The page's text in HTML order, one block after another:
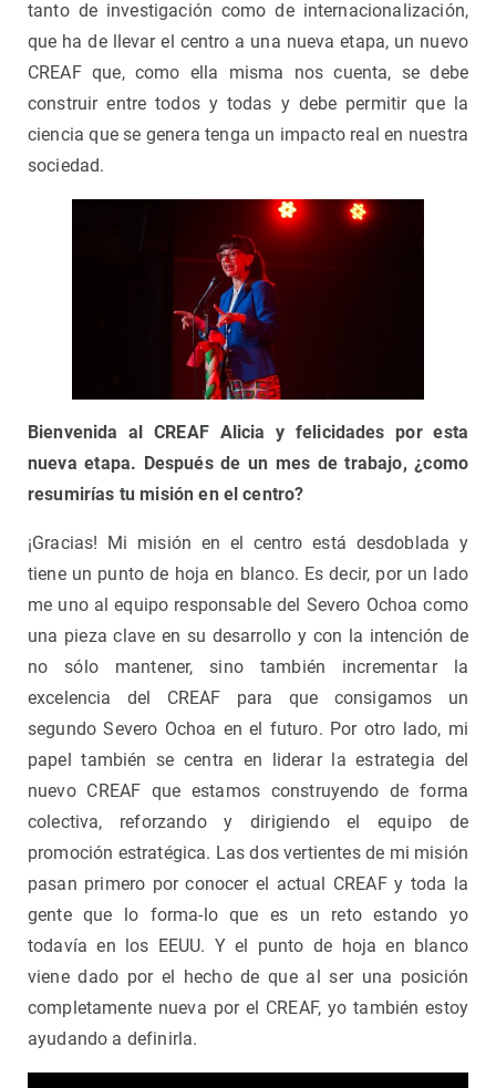
tanto de investigación como de internacionalización,
que ha de llevar el centro a una nueva etapa, un nuevo
CREAF que, como ella misma nos cuenta, se debe
construir entre todos y todas y debe permitir que la
ciencia que se genera tenga un impacto real en nuestra
sociedad.
Bienvenida al CREAF Alicia y felicidades por esta
nueva etapa. Después de un mes de trabajo, ¿como
resumirías tu misión en el centro?
¡Gracias! Mi misión en el centro está desdoblada y
tiene un punto de hoja en blanco. Es decir, por un lado
me uno al equipo responsable del Severo Ochoa como
una pieza clave en su desarrollo y con la intención de
no sólo mantener, sino también incrementar la
excelencia del CREAF para que consigamos un
segundo Severo Ochoa en el futuro. Por otro lado, mi
papel también se centra en liderar la estrategia del
nuevo CREAF que estamos construyendo de forma
colectiva, reforzando y dirigiendo el equipo de
promoción estratégica. Las dos vertientes de mi misión
pasan primero por conocer el actual CREAF y toda la
gente que lo forma-lo que es un reto estando yo
todavía en los EEUU. Y el punto de hoja en blanco
viene dado por el hecho de que al ser una posición
completamente nueva por el CREAF, yo también estoy
ayudando a definirla.